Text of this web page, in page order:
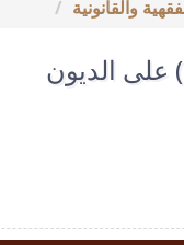
الآثار القانونية لفيروس كورونا المستجد (كوفيد19) على الديون